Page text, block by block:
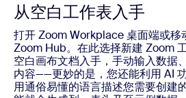
从空白工作表入手
打开 Zoom Workplace 桌面端或移
Zoom Hub。在此选择新建 Zoom
空白画布文档入手，手动输入数据
内容——更妙的是，您还能利用 AI
用通俗易懂的语言描述您需要创建